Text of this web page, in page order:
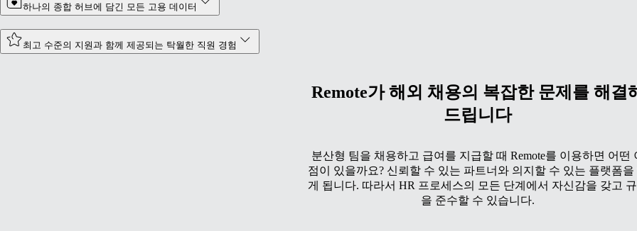
하나의 종합 허브에 담긴 모든 고용 데이터
최고 수준의 지원과 함께 제공되는 탁월한 직원 경험
Remote가 해외 채용의 복잡한 문제를 해결
드립니다
분산형 팀을 채용하고 급여를 지급할 때 Remote를 이용하면 어떤
점이 있을까요? 신뢰할 수 있는 파트너와 의지할 수 있는 플랫폼을
게 됩니다. 따라서 HR 프로세스의 모든 단계에서 자신감을 갖고
을 준수할 수 있습니다.